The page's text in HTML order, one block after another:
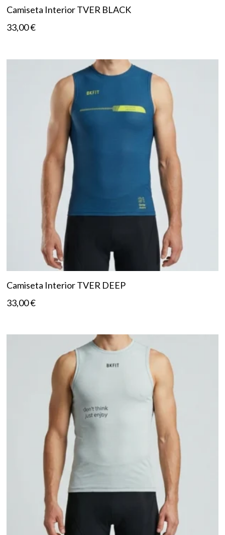
Camiseta Interior TVER BLACK
33,00€
Camiseta Interior TVER DEEP
33,00€